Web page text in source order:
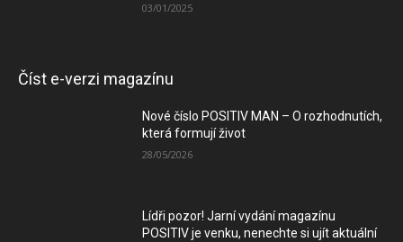
03/01/2025
Číst e-verzi magazínu
Nové číslo POSITIV MAN – O rozhodnutích,
která formují život
28/05/2026
Lídři pozor! Jarní vydání magazínu
POSITIV je venku, nenechte si ujít aktuální